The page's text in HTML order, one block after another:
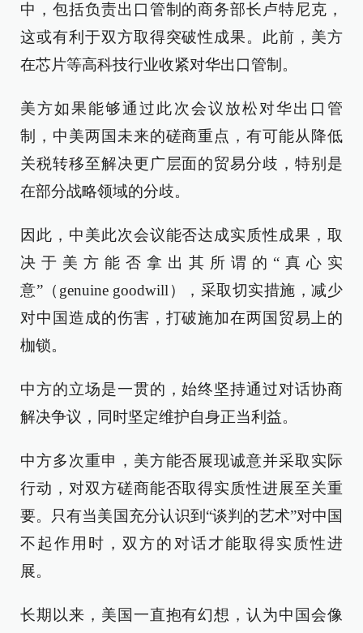
中，包括负责出口管制的商务部长卢特尼克，
这或有利于双方取得突破性成果。此前，美方
在芯片等高科技行业收紧对华出口管制。
美方如果能够通过此次会议放松对华出口管
制，中美两国未来的磋商重点，有可能从降低
关税转移至解决更广层面的贸易分歧，特别是
在部分战略领域的分歧。
因此，中美此次会议能否达成实质性成果，取
决于美方能否拿出其所谓的“真心实
意”（genuine goodwill），采取切实措施，减少
对中国造成的伤害，打破施加在两国贸易上的
枷锁。
中方的立场是一贯的，始终坚持通过对话协商
解决争议，同时坚定维护自身正当利益。
中方多次重申，美方能否展现诚意并采取实际
行动，对双方磋商能否取得实质性进展至关重
要。只有当美国充分认识到“谈判的艺术”对中国
不起作用时，双方的对话才能取得实质性进
展。
长期以来，美国一直抱有幻想，认为中国会像